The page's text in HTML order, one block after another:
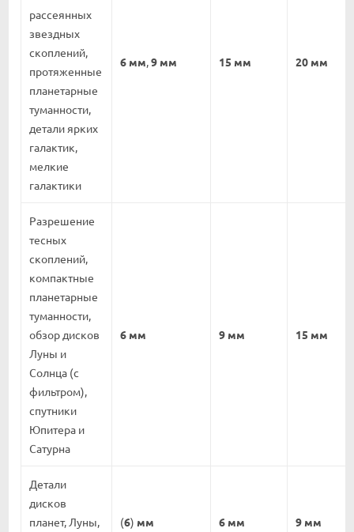
рассеянных
звездных
скоплений,
протяженные
планетарные
туманности,
детали ярких
галактик,
мелкие
галактики
6 мм,9 мм 15 мм 20 мм
Разрешение
тесных
скоплений,
компактные
планетарные
туманности,
обзор дисков
Луны и
Солнца (с
фильтром),
спутники
Юпитера и
Сатурна
6 мм 9 мм 15 мм
Детали
дисков
планет, Луны,
(6) мм 6 мм 9 мм